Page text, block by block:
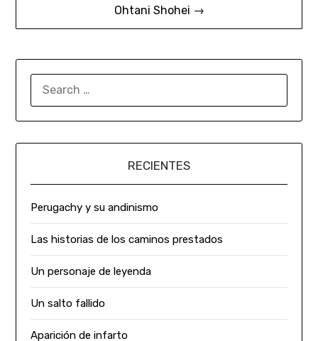
Ohtani Shohei →
RECIENTES
Perugachy y su andinismo
Las historias de los caminos prestados
Un personaje de leyenda
Un salto fallido
Aparición de infarto